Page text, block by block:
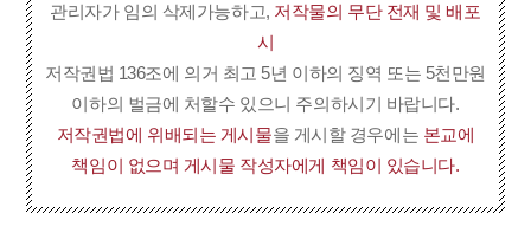
관리자가 임의 삭제가능하고, 저작물의 무단 전재 및 배포
시
저작권법 136조에 의거 최고 5년 이하의 징역 또는 5천만원
이하의 벌금에 처할수 있으니 주의하시기 바랍니다.
저작권법에 위배되는 게시물을 게시할 경우에는 본교에
책임이 없으며 게시물 작성자에게 책임이 있습니다.